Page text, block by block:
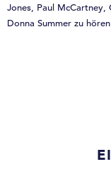
Jones, Paul
Donna Summer zu